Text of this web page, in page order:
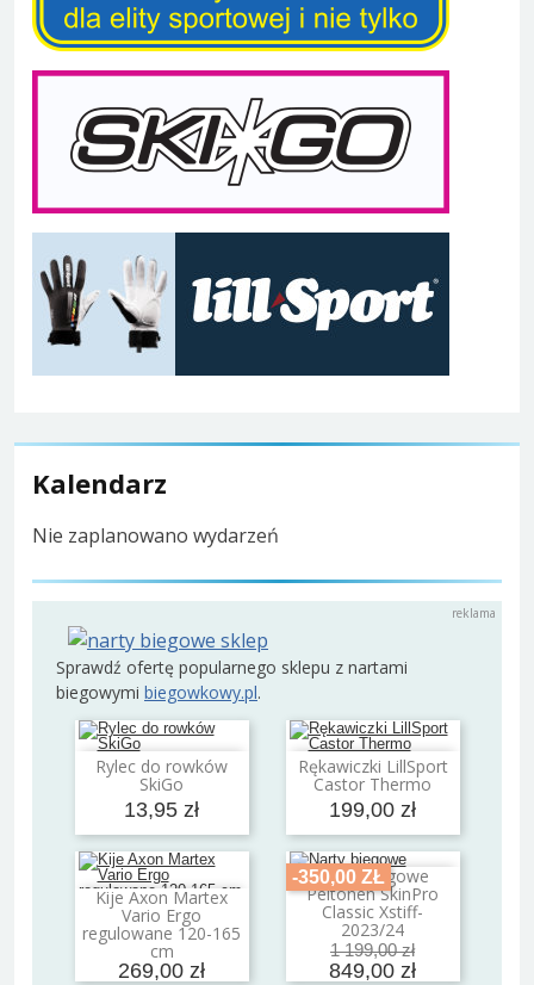
Kalendarz
Nie zaplanowano wydarzeń
Sprawdź ofertę popularnego sklepu z nartami
biegowymi biegowkowy.pl.
Rylec do rowków
SkiGo
13,95 zł
Dodaj do koszyka Rękawiczki LillSport
Castor Thermo
199,00 zł
Dodaj do koszyka
Kije Axon Martex
Vario Ergo
regulowane 120-165
cm
269,00 zł
Dodaj do koszyka
-350,00 ZŁ
Narty biegowe
Peltonen SkinPro
Classic Xstiff-
2023/24
1 199,00 zł
849,00 zł
Dodaj do koszyka